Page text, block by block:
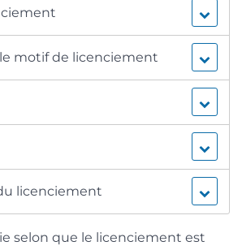
motif de licenciement
licenciement
selon que le licenciement est